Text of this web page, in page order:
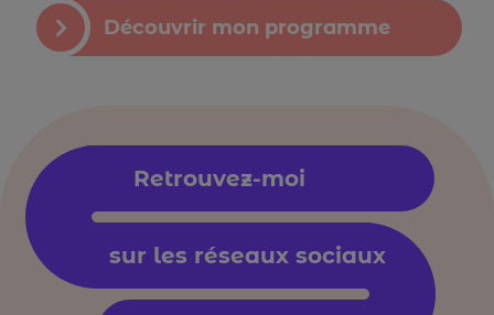
Découvrir mon programme
Retrouvez-moi
sur les réseaux sociaux